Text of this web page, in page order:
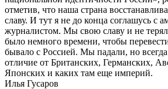
отметив, что наша страна
славу. И тут я не до конца соглашусь с
журналистом. Мы свою славу и не
было немного времени, чтобы
бывало с Россией. Мы падали, но
отличие от Британских, Германских,
Японских и каких там еще империй.
Илья Гусаров